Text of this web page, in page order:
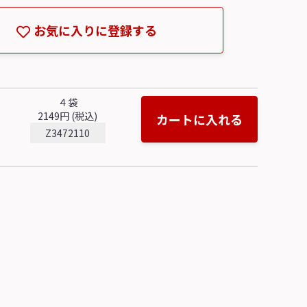
お気に入りに登録する
４袋
2149円 (税込)
Z3472110
カートに入れる